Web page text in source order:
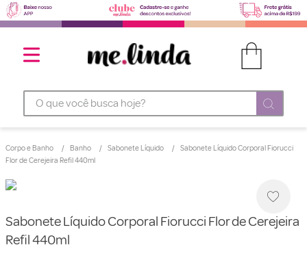
O que você busca hoje?
Corpo e Banho Banho Sabonete Líquido
Sabonete Líquido Corporal Fiorucci
Flor de Cerejeira Refil 440ml
Sabonete Líquido Corporal Fiorucci Flor de Cerejeira
Refil 440ml